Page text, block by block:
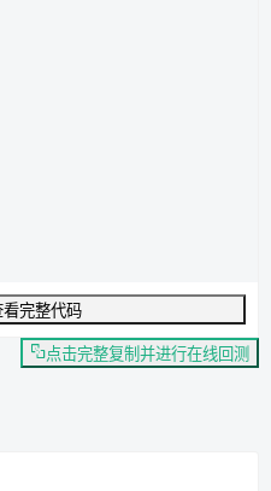
完整代码
点击完整复制并进行在线回测